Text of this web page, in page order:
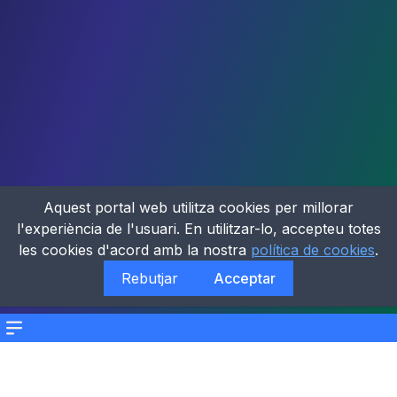
Menu
Aquest portal web utilitza cookies per millorar
l'experiència de l'usuari. En utilitzar-lo, accepteu totes
les cookies d'acord amb la nostra política de cookies.
Rebutjar
Acceptar